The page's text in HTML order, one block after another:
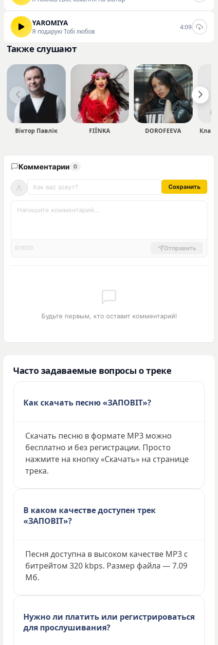
YAROMIYA
Я подарую Тобі любов
4:09
Также слушают
Віктор Павлік FIЇNKA DOROFEEVA
Комментарии 0
Сохранить
0/1000 Отправить
Будьте первым, кто оставит комментарий!
Часто задаваемые вопросы о треке
Как скачать песню «ЗАПОВІТ»?
Скачать песню в формате MP3 можно
бесплатно и без регистрации. Просто
нажмите на кнопку «Скачать» на странице
трека.
В каком качестве доступен трек
«ЗАПОВІТ»?
Песня доступна в высоком качестве MP3 с
битрейтом 320 kbps. Размер файла — 7.09
Мб.
Нужно ли платить или регистрироваться
для прослушивания?